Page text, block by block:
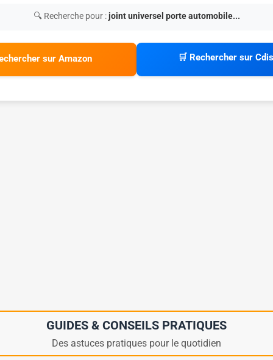
🔍 Recherche pour :joint universel porte automobile...
sur Amazon 🛒 Rechercher sur
GUIDES & CONSEILS PRATIQUES
Des astuces pratiques pour le quotidien